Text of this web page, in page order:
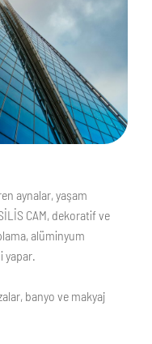
aynalar, yaşam
CAM, dekoratif ve
alüminyum
yapar.
banyo ve makyaj